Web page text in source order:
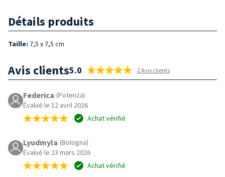
Détails produits
Taille: 7,5 x 7,5 cm
Avis clients5.0 2 Avis clients
Federica (Potenza)
Évalué le 12 avril 2026
Achat vérifié
Lyudmyla (Bologna)
Évalué le 23 mars 2026
Achat vérifié